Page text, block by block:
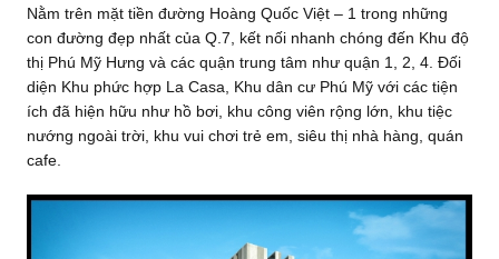
Nằm trên mặt tiền đường Hoàng Quốc Việt – 1 trong những
con đường đẹp nhất của Q.7, kết nối nhanh chóng đến Khu độ
thị Phú Mỹ Hưng và các quận trung tâm như quận 1, 2, 4. Đối
diện Khu phức hợp La Casa, Khu dân cư Phú Mỹ với các tiện
ích đã hiện hữu như hồ bơi, khu công viên rộng lớn, khu tiệc
nướng ngoài trời, khu vui chơi trẻ em, siêu thị nhà hàng, quán
cafe.